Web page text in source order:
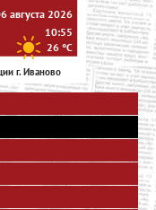
г. Иваново
августа 2026
10:55
26 °C